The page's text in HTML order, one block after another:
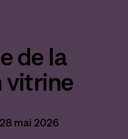
de la
vitrine
mai 2026